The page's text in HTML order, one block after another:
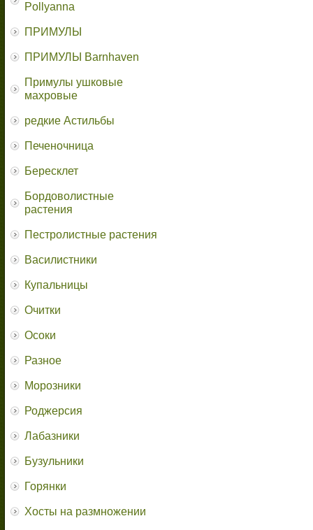
Pollyanna
ПРИМУЛЫ
ПРИМУЛЫ Barnhaven
Примулы ушковые
махровые
редкие Астильбы
Печеночница
Бересклет
Бордоволистные
растения
Пестролистные растения
Василистники
Купальницы
Очитки
Осоки
Разное
Морозники
Роджерсия
Лабазники
Бузульники
Горянки
Хосты на размножении